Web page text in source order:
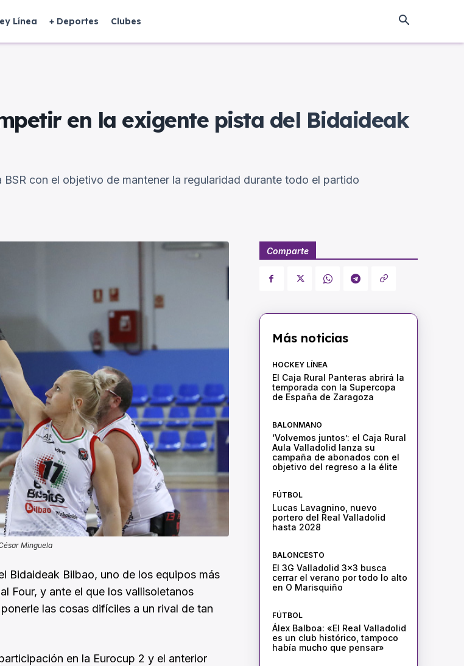
Línea + Deportes Clubes
en la exigente pista del Bidaideak
con el objetivo de mantener la regularidad durante todo el partido
Minguela
Bidaideak Bilbao, uno de los equipos más
Four, y ante el que los vallisoletanos
las cosas difíciles a un rival de tan
en la Eurocup 2 y el anterior
Comparte
Más noticias
HOCKEY LÍNEA
El Caja Rural Panteras abrirá la
temporada con la Supercopa
de España de Zaragoza
BALONMANO
‘Volvemos juntos’: el Caja Rural
Aula Valladolid lanza su
campaña de abonados con el
objetivo del regreso a la élite
FÚTBOL
Lucas Lavagnino, nuevo
portero del Real Valladolid
hasta 2028
BALONCESTO
El 3G Valladolid 3×3 busca
cerrar el verano por todo lo alto
en O Marisquiño
FÚTBOL
Álex Balboa: «El Real Valladolid
es un club histórico, tampoco
había mucho que pensar»